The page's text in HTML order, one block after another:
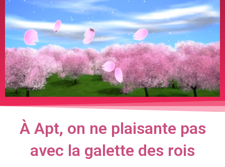
À Apt, on ne plaisante pas
avec la galette des rois